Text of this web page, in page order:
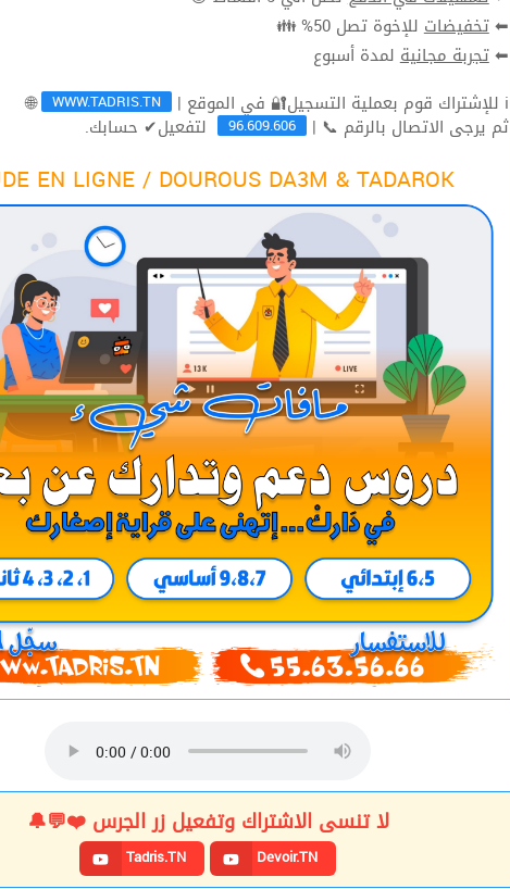
⬅تخفيضاتللإخوة تصل 50% 👪
⬅تجربة مجانيةلمدة أسبوع
ℹ للإشتراك قوم بعملية التسجيل🔐 في الموقع |
WWW.TADRIS.TN
🌐
ثم يرجى الاتصال بالرقم 📞 | 96.609.606 لتفعيل✔ حسابك.
EN LIGNE / DOUROUS DA3M & TADAROK
لا تنسى الاشتراك وتفعيل زر الجرس ❤️💬🔔
Tadris.TN Devoir.TN